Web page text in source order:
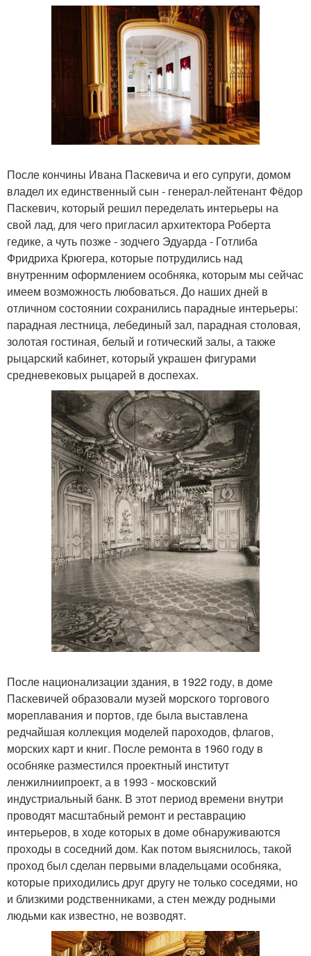
После кончины Ивана Паскевича и его супруги, домом
владел их единственный сын - генерал-лейтенант Фёдор
Паскевич, который решил переделать интерьеры на
свой лад, для чего пригласил архитектора Роберта
гедике, а чуть позже - зодчего Эдуарда - Готлиба
Фридриха Крюгера, которые потрудились над
внутренним оформлением особняка, которым мы сейчас
имеем возможность любоваться. До наших дней в
отличном состоянии сохранились парадные интерьеры:
парадная лестница, лебединый зал, парадная столовая,
золотая гостиная, белый и готический залы, а также
рыцарский кабинет, который украшен фигурами
средневековых рыцарей в доспехах.
После национализации здания, в 1922 году, в доме
Паскевичей образовали музей морского торгового
мореплавания и портов, где была выставлена
редчайшая коллекция моделей пароходов, флагов,
морских карт и книг. После ремонта в 1960 году в
особняке разместился проектный институт
ленжилниипроект, а в 1993 - московский
индустриальный банк. В этот период времени внутри
проводят масштабный ремонт и реставрацию
интерьеров, в ходе которых в доме обнаруживаются
проходы в соседний дом. Как потом выяснилось, такой
проход был сделан первыми владельцами особняка,
которые приходились друг другу не только соседями, но
и близкими родственниками, а стен между родными
людьми как известно, не возводят.